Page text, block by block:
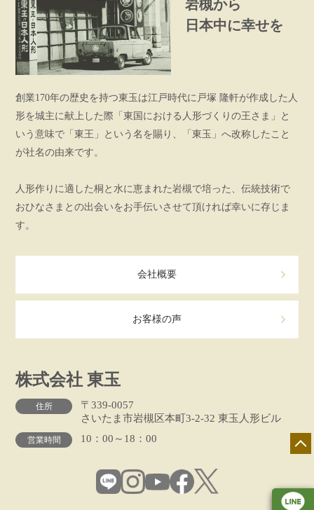
岩槻から
日本中に幸せを
創業170年の歴史を持つ東玉は江戸時代に戸塚 隆軒が作成した人
形を城主に献上した際「東国における人形づくりの王さま」と
いう意味で「東王」という名を賜り、「東玉」へ改称したこと
が社名の由来です。
人形作りに適した桐と水に恵まれた岩槻で培った、伝統技術で
おひなさまとの出会いをお手伝いさせて頂ければ幸いに存じま
す。
会社概要
お客様の声
株式会社 東玉
住所
〒339-0057
さいたま市岩槻区本町3-2-32 東玉人形ビル
営業時間 10：00～18：00